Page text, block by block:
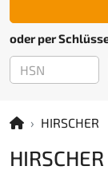
oder per
HIRSCHER
HIRSCHER